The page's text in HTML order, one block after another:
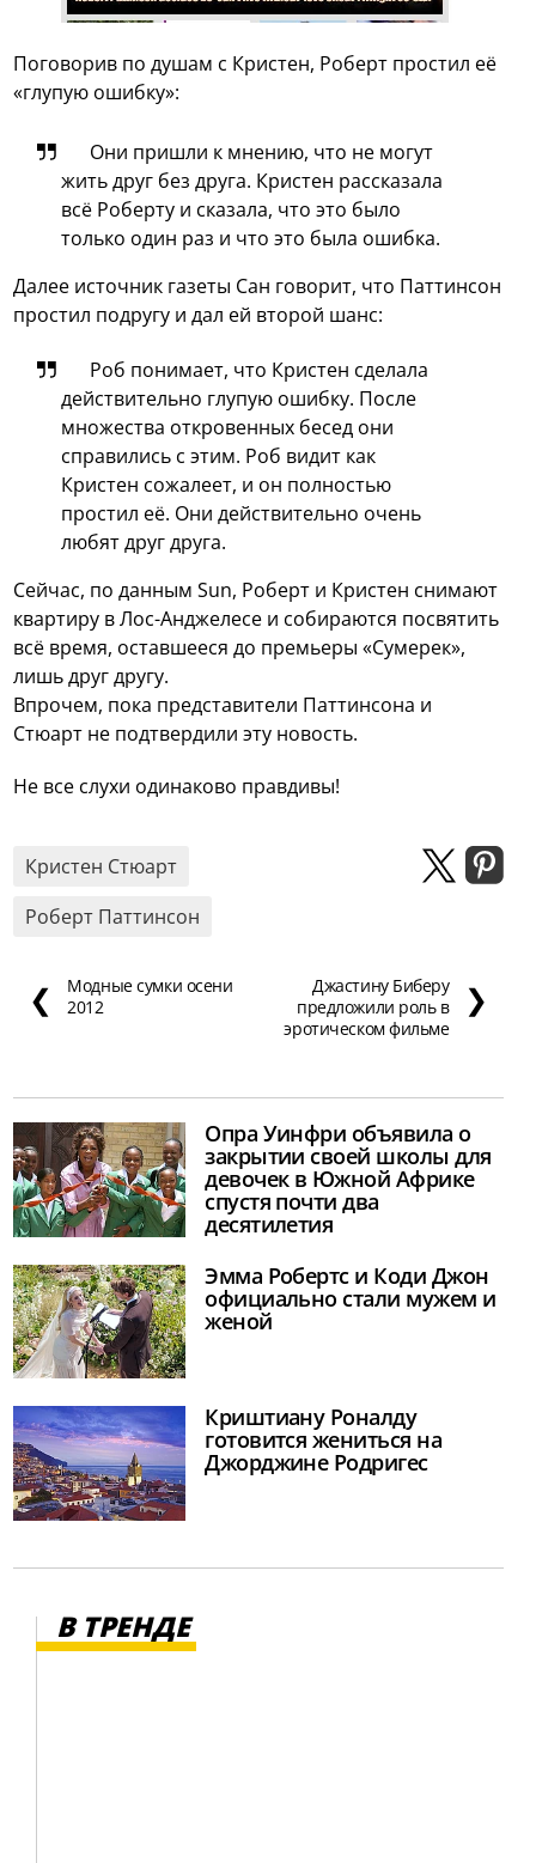
Поговорив по душам с Кристен, Роберт простил её
«глупую ошибку»:
Они пришли к мнению, что не могут
жить друг без друга. Кристен рассказала
всё Роберту и сказала, что это было
только один раз и что это была ошибка.
Далее источник газеты Сан говорит, что Паттинсон
простил подругу и дал ей второй шанс:
Роб понимает, что Кристен сделала
действительно глупую ошибку. После
множества откровенных бесед они
справились с этим. Роб видит как
Кристен сожалеет, и он полностью
простил её. Они действительно очень
любят друг друга.
Сейчас, по данным Sun, Роберт и Кристен снимают
квартиру в Лос-Анджелесе и собираются посвятить
всё время, оставшееся до премьеры «Сумерек»,
лишь друг другу.
Впрочем, пока представители Паттинсона и
Стюарт не подтвердили эту новость.
Не все слухи одинаково правдивы!
Кристен Стюарт
Роберт Паттинсон
❮
Модные сумки осени
2012
Джастину Биберу
предложили роль в
эротическом фильме
❯
Опра Уинфри объявила о
закрытии своей школы для
девочек в Южной Африке
спустя почти два
десятилетия
Эмма Робертс и Коди Джон
официально стали мужем и
женой
Криштиану Роналду
готовится жениться на
Джорджине Родригес
В ТРЕНДЕ